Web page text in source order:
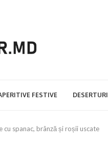
FESTIVE DESERTURI
cu spanac, brânză și roșii uscate